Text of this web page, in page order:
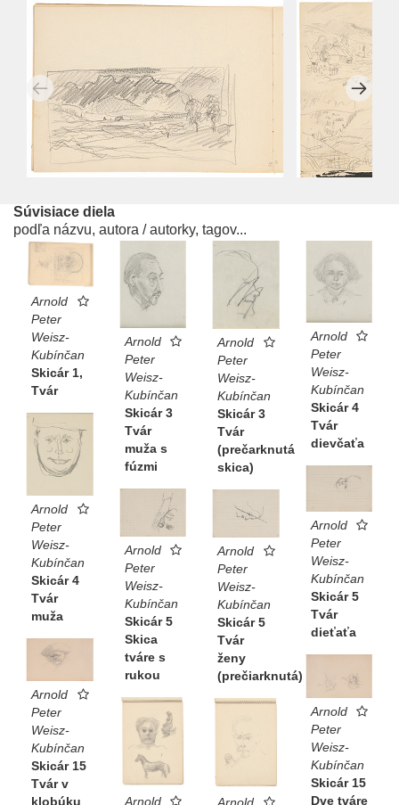
Súvisiace diela
podľa názvu, autora / autorky, tagov...
Arnold
Peter
Weisz-
Kubínčan
Skicár 1,
Tvár
Arnold
Peter
Weisz-
Kubínčan
Skicár 3
Tvár
muža s
fúzmi
Arnold
Peter
Weisz-
Kubínčan
Skicár 3
Tvár
(prečarknutá
skica)
Arnold
Peter
Weisz-
Kubínčan
Skicár 4
Tvár
dievčaťa
Arnold
Peter
Weisz-
Kubínčan
Skicár 4
Tvár
muža
Arnold
Peter
Weisz-
Kubínčan
Skicár 5
Tvár
dieťaťa
Arnold
Peter
Weisz-
Kubínčan
Skicár 5
Skica
tváre s
rukou
Arnold
Peter
Weisz-
Kubínčan
Skicár 5
Tvár
ženy
(prečiarknutá)
Arnold
Peter
Weisz-
Kubínčan
Skicár 15
Tvár v
klobúku
Arnold
Peter
Weisz-
Kubínčan
Skicár 15
Dve tváre
Arnold